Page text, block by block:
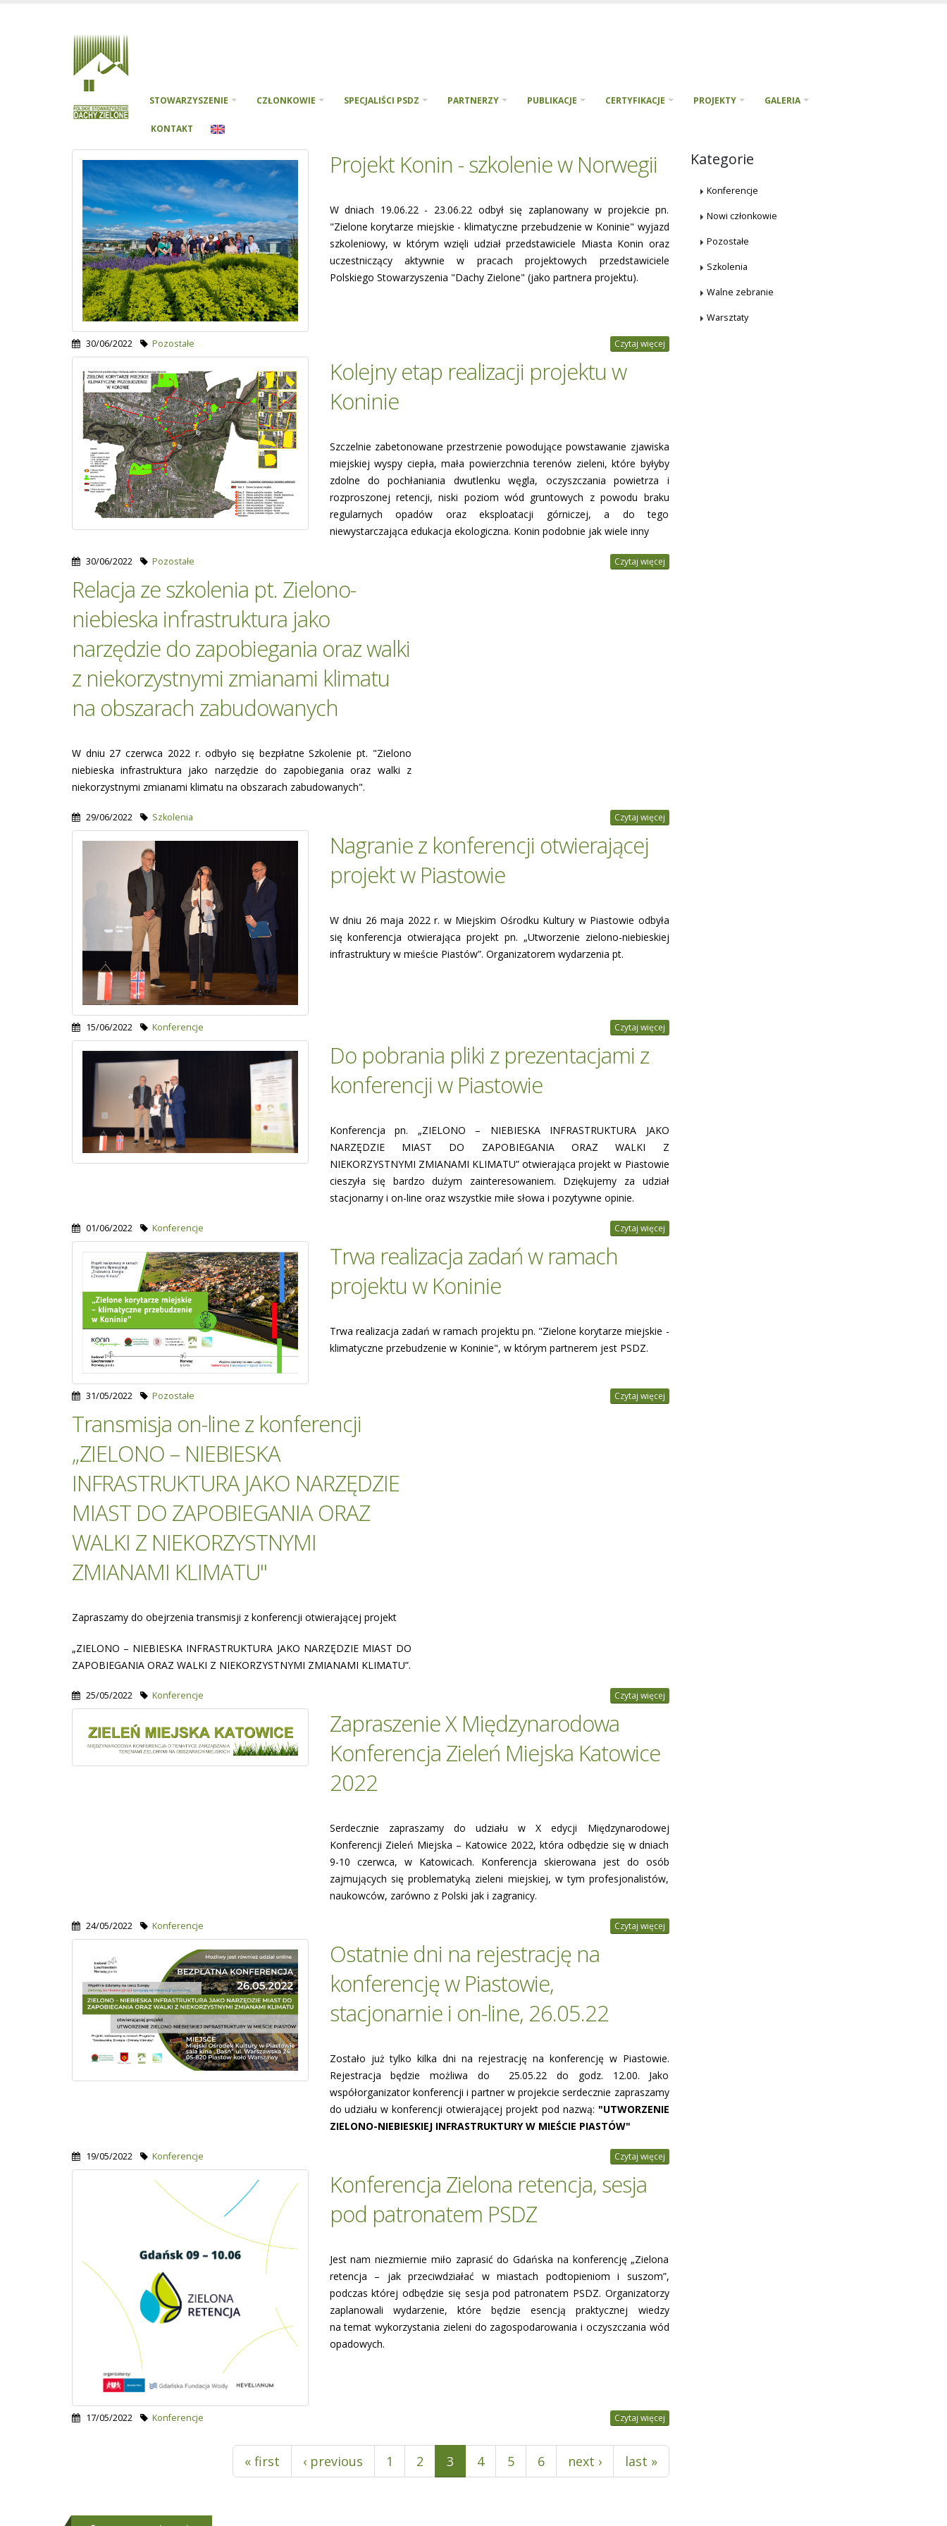
STOWARZYSZENIE CZŁONKOWIE SPECJALIŚCI PSDZ PARTNERZY PUBLIKACJE CERTYFIKACJE PROJEKTY GALERIA
KONTAKT
Projekt Konin - szkolenie w Norwegii
W dniach 19.06.22 - 23.06.22 odbył się zaplanowany w projekcie pn.
"Zielone korytarze miejskie - klimatyczne przebudzenie w Koninie" wyjazd
szkoleniowy, w którym wzięli udział przedstawiciele Miasta Konin oraz
uczestniczący aktywnie w pracach projektowych przedstawiciele
Polskiego Stowarzyszenia "Dachy Zielone" (jako partnera projektu).
30/06/2022 Pozostałe Czytaj więcej
Kolejny etap realizacji projektu w
Koninie
Szczelnie zabetonowane przestrzenie powodujące powstawanie zjawiska
miejskiej wyspy ciepła, mała powierzchnia terenów zieleni, które byłyby
zdolne do pochłaniania dwutlenku węgla, oczyszczania powietrza i
rozproszonej retencji, niski poziom wód gruntowych z powodu braku
regularnych opadów oraz eksploatacji górniczej, a do tego
niewystarczająca edukacja ekologiczna. Konin podobnie jak wiele inny
30/06/2022 Pozostałe Czytaj więcej
Relacja ze szkolenia pt. Zielono-
niebieska infrastruktura jako
narzędzie do zapobiegania oraz walki
z niekorzystnymi zmianami klimatu
na obszarach zabudowanych
W dniu 27 czerwca 2022 r. odbyło się bezpłatne Szkolenie pt. "Zielono
niebieska infrastruktura jako narzędzie do zapobiegania oraz walki z
niekorzystnymi zmianami klimatu na obszarach zabudowanych".
29/06/2022 Szkolenia Czytaj więcej
Nagranie z konferencji otwierającej
projekt w Piastowie
W dniu 26 maja 2022 r. w Miejskim Ośrodku Kultury w Piastowie odbyła
się konferencja otwierająca projekt pn. „Utworzenie zielono-niebieskiej
infrastruktury w mieście Piastów”. Organizatorem wydarzenia pt.
15/06/2022 Konferencje Czytaj więcej
Do pobrania pliki z prezentacjami z
konferencji w Piastowie
Konferencja pn. „ZIELONO – NIEBIESKA INFRASTRUKTURA JAKO
NARZĘDZIE MIAST DO ZAPOBIEGANIA ORAZ WALKI Z
NIEKORZYSTNYMI ZMIANAMI KLIMATU” otwierająca projekt w Piastowie
cieszyła się bardzo dużym zainteresowaniem. Dziękujemy za udział
stacjonarny i on-line oraz wszystkie miłe słowa i pozytywne opinie.
01/06/2022 Konferencje Czytaj więcej
Trwa realizacja zadań w ramach
projektu w Koninie
Trwa realizacja zadań w ramach projektu pn. "Zielone korytarze miejskie -
klimatyczne przebudzenie w Koninie", w którym partnerem jest PSDZ.
31/05/2022 Pozostałe Czytaj więcej
Transmisja on-line z konferencji
„ZIELONO – NIEBIESKA
INFRASTRUKTURA JAKO NARZĘDZIE
MIAST DO ZAPOBIEGANIA ORAZ
WALKI Z NIEKORZYSTNYMI
ZMIANAMI KLIMATU"
Zapraszamy do obejrzenia transmisji z konferencji otwierającej projekt
„ZIELONO – NIEBIESKA INFRASTRUKTURA JAKO NARZĘDZIE MIAST DO
ZAPOBIEGANIA ORAZ WALKI Z NIEKORZYSTNYMI ZMIANAMI KLIMATU”.
25/05/2022 Konferencje Czytaj więcej
Zapraszenie X Międzynarodowa
Konferencja Zieleń Miejska Katowice
2022
Serdecznie zapraszamy do udziału w X edycji Międzynarodowej
Konferencji Zieleń Miejska – Katowice 2022, która odbędzie się w dniach
9-10 czerwca, w Katowicach. Konferencja skierowana jest do osób
zajmujących się problematyką zieleni miejskiej, w tym profesjonalistów,
naukowców, zarówno z Polski jak i zagranicy.
24/05/2022 Konferencje Czytaj więcej
Ostatnie dni na rejestrację na
konferencję w Piastowie,
stacjonarnie i on-line, 26.05.22
Zostało już tylko kilka dni na rejestrację na konferencję w Piastowie.
Rejestracja będzie możliwa do 25.05.22 do godz. 12.00. Jako
współorganizator konferencji i partner w projekcie serdecznie zapraszamy
do udziału w konferencji otwierającej projekt pod nazwą: "UTWORZENIE
ZIELONO-NIEBIESKIEJ INFRASTRUKTURY W MIEŚCIE PIASTÓW"
19/05/2022 Konferencje Czytaj więcej
Konferencja Zielona retencja, sesja
pod patronatem PSDZ
Jest nam niezmiernie miło zaprasić do Gdańska na konferencję „Zielona
retencja – jak przeciwdziałać w miastach podtopieniom i suszom”,
podczas której odbędzie się sesja pod patronatem PSDZ. Organizatorzy
zaplanowali wydarzenie, które będzie esencją praktycznej wiedzy
na temat wykorzystania zieleni do zagospodarowania i oczyszczania wód
opadowych.
17/05/2022 Konferencje Czytaj więcej
« first ‹ previous 1 2 3 4 5 6 next › last »
Kategorie
Konferencje
Nowi członkowie
Pozostałe
Szkolenia
Walne zebranie
Warsztaty